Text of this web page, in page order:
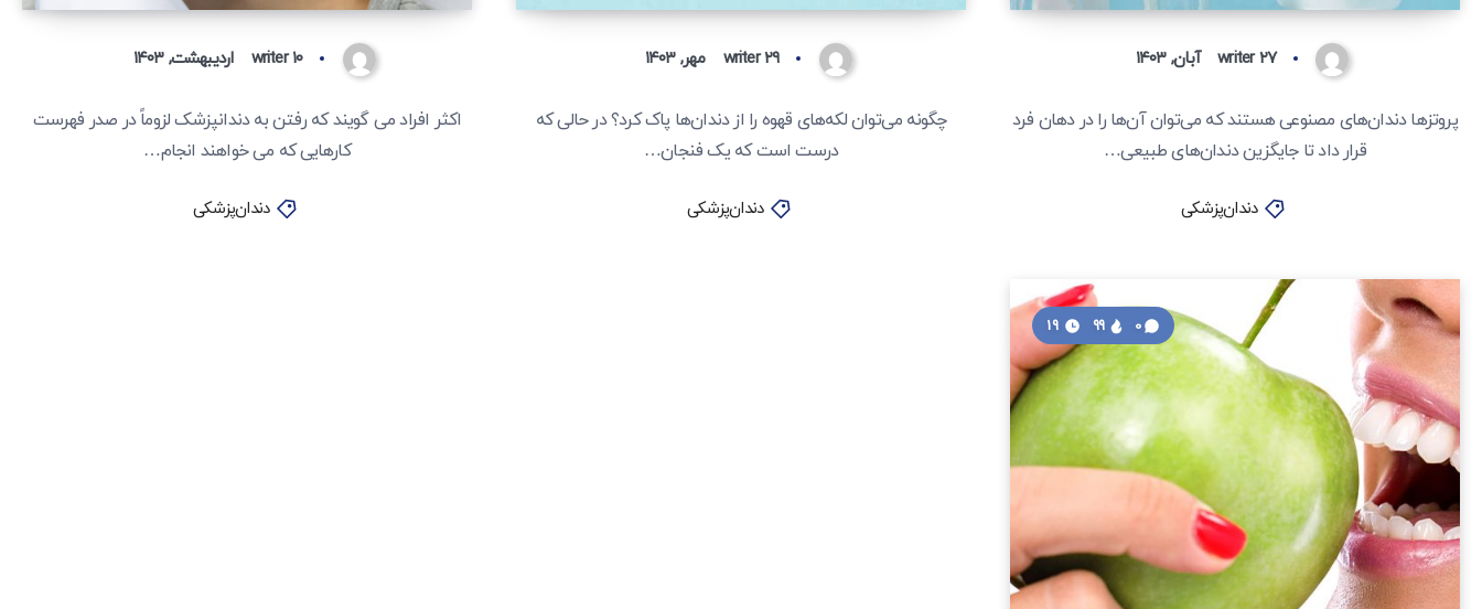
writer ۲۷ آبان, ۱۴۰۳
پروتزها دندان‌های مصنوعی هستند که می‌توان آن‌ها را در دهان فرد
قرار داد تا جایگزین دندان‌های طبیعی…
دندان‌پزشکی
writer ۲۹ مهر, ۱۴۰۳
چگونه می‌توان لکه‌های قهوه را از دندان‌ها پاک کرد؟ در حالی که
درست است که یک فنجان…
دندان‌پزشکی
writer ۱۰ اردیبهشت, ۱۴۰۳
اکثر افراد می گویند که رفتن به دندانپزشک لزوماً در صدر فهرست
کارهایی که می خواهند انجام…
دندان‌پزشکی
0
99